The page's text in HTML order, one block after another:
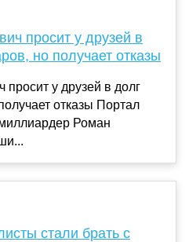
просит у друзей в
но получает отказы
у друзей в долг
отказы Портал
Роман
стали брать с